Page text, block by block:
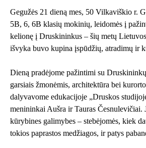
Gegužės 21 dieną mes, 50 Vilkaviškio r.
5B, 6, 6B klasių mokinių, leidomės į
kelionę į Druskininkus – šių metų
išvyka buvo kupina įspūdžių, atradimų ir
Dieną pradėjome pažintimi su
garsiais žmonėmis, architektūra bei
dalyvavome edukacijoje „Druskos
menininkai Aušra ir Tauras Česnulevičiai.
kūrybines galimybes – stebėjomės, kiek
tokios paprastos medžiagos, ir patys